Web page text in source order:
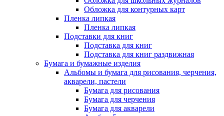
Обложка для контурных карт
Пленка липкая
Пленка липкая
Подставки для книг
Подставка для книг
Подставка для книг раздвижная
Бумага и бумажные изделия
Альбомы и бумага для рисования, черчения,
акварели, пастели
Бумага для рисования
Бумага для черчения
Бумага для акварели